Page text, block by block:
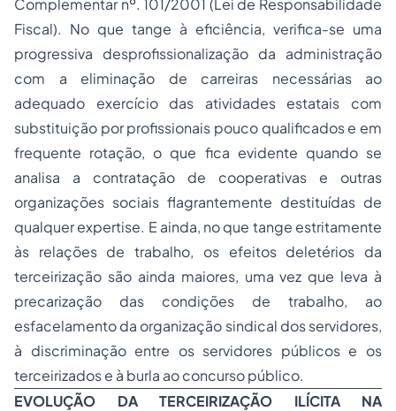
Complementar nº. 101/2001 (Lei de Responsabilidade
Fiscal). No que tange à eficiência, verifica-se uma
progressiva desprofissionalização da administração
com a eliminação de carreiras necessárias ao
adequado exercício das atividades estatais com
substituição por profissionais pouco qualificados e em
frequente rotação, o que fica evidente quando se
analisa a contratação de cooperativas e outras
organizações sociais flagrantemente destituídas de
qualquer expertise. E ainda, no que tange estritamente
às relações de trabalho, os efeitos deletérios da
terceirização são ainda maiores, uma vez que leva à
precarização das condições de trabalho, ao
esfacelamento da organização sindical dos servidores,
à discriminação entre os servidores públicos e os
terceirizados e à burla ao concurso público.
EVOLUÇÃO DA TERCEIRIZAÇÃO ILÍCITA NA